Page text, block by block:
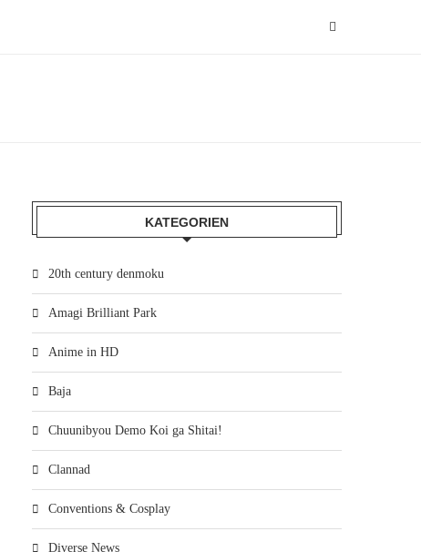
KATEGORIEN
20th century denmoku
Amagi Brilliant Park
Anime in HD
Baja
Chuunibyou Demo Koi ga Shitai!
Clannad
Conventions & Cosplay
Diverse News